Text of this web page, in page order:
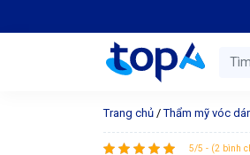
Trang chủ /Thẩm mỹ vóc
5/5 - (2 bình